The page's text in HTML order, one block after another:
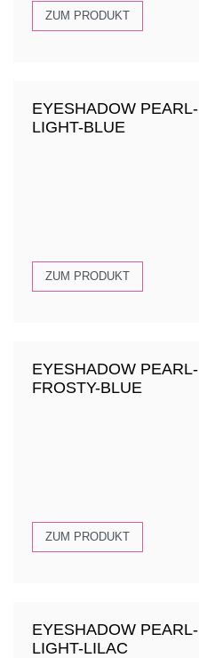
ZUM PRODUKT
EYESHADOW PEARL-
LIGHT-BLUE
ZUM PRODUKT
EYESHADOW PEARL-
FROSTY-BLUE
ZUM PRODUKT
EYESHADOW PEARL-
LIGHT-LILAC